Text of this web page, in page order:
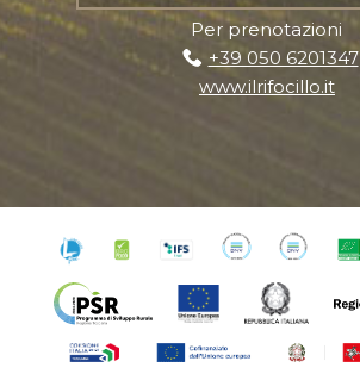
Per prenotazioni
+39 050 6201347
www.ilrifocillo.it